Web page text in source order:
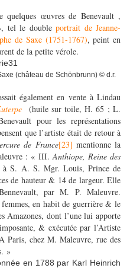
quelques œuvres de Benevault ,
tel le doubleportrait de Jeanne-
de Saxe (1751-1767), peint en
de la petite vérole.
(château de Schönbrunn) © d.r.
également en vente à Lindau
(huile sur toile, H. 65 ; L.
pour les représentations
que l’artiste était de retour à
de France[23] mentionne la
: « III.Anthiope, Reine des
à S. A. S. Mgr. Louis, Prince de
de hauteur & 14 de largeur. Elle
par M. P. Maleuvre.
en habit de guerrière & le
Amazones, dont l’une lui apporte
& exécutée par l’Artiste
Paris, chez M. Maleuvre, rue des
»
en 1788 par Karl Heinrich